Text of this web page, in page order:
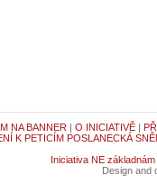
NA BANNER | O INICIATIVĚ|
K PETICÍM POSLANECKÁ
Iniciativa NE základnám
Design and